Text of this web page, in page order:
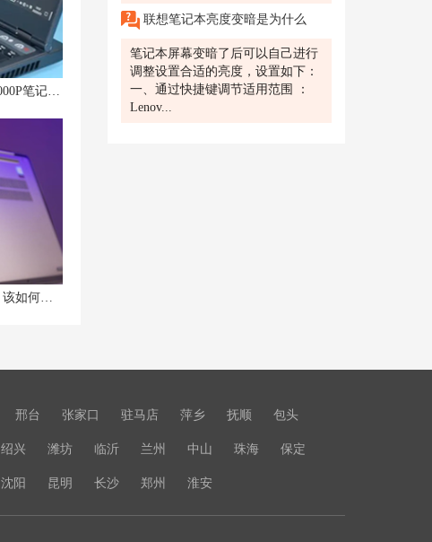
解锁音效之王！联想拯救者R7000P笔记本声音优化技巧大公开！
联想小新 Air笔记本发烫严重，该如何应对？
联想笔记本亮度变暗是为什么
笔记本屏幕变暗了后可以自己进行
调整设置合适的亮度，设置如下：
一、通过快捷键调节适用范围 ：
Lenov...
邢台 张家口 驻马店 萍乡 抚顺 包头
绍兴 潍坊 临沂 兰州 中山 珠海 保定
沈阳 昆明 长沙 郑州 淮安